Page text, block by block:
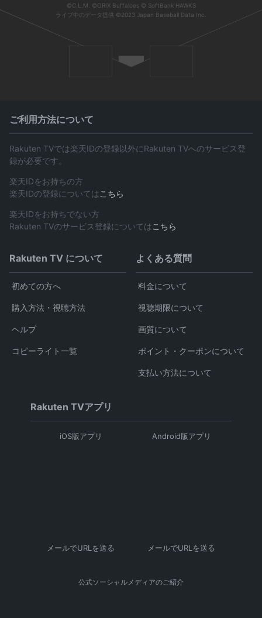
©C.L.M. ©ORIX Buffaloes © SoftBank HAWKS
ライブ中のデータ提供 ©2023 Japan Baseball Data Inc.
ご利用方法について
Rakuten TVでは楽天IDの登録以外にRakuten TVへのサービス登
録が必要です。
楽天IDをお持ちの方
楽天IDの登録については こちら
楽天IDをお持ちでない方
Rakuten TVのサービス登録については こちら
Rakuten TV について
初めての方へ
購入方法・視聴方法
ヘルプ
コピーライト一覧
よくある質問
料金について
視聴期限について
画質について
ポイント・クーポンについて
支払い方法について
Rakuten TVアプリ
iOS版アプリ
メールでURLを送る
Android版アプリ
メールでURLを送る
公式ソーシャルメディアのご紹介